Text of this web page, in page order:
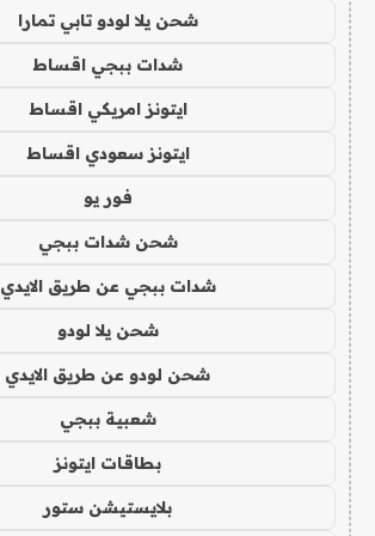
شحن يلا لودو تابي تمارا
شدات ببجي اقساط
ايتونز امريكي اقساط
ايتونز سعودي اقساط
فور يو
شحن شدات ببجي
شدات ببجي عن طريق الايدي
شحن يلا لودو
شحن لودو عن طريق الايدي
شعبية ببجي
بطاقات ايتونز
بلايستيشن ستور